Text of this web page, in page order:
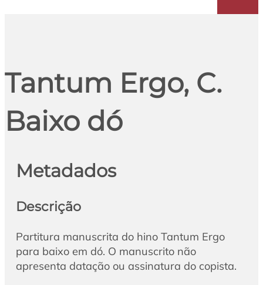
Tantum Ergo, C.
Baixo dó
Metadados
Descrição
Partitura manuscrita do hino Tantum Ergo
para baixo em dó. O manuscrito não
apresenta datação ou assinatura do copista.